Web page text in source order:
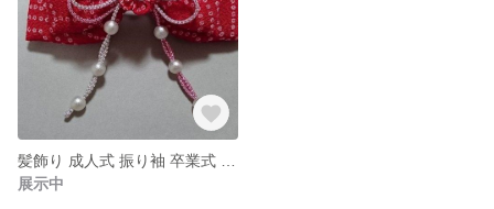
展示中